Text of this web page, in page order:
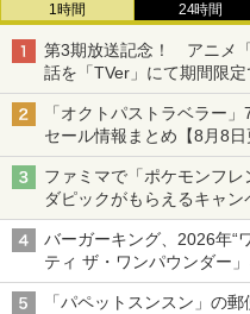
3
【特典
スタ
お役
￥
4
【中古
つの種
ーシ
ゲーム
￥
3
※当店
どう
ク（3
￥330
4
※当店
どうぶ
ク（3
￥330
3
図書
【初
￥
-ray
￥
1時間 24時間
第3期放送記念！ アニメ
話を「TVer」にて期間限
「オクトパストラベラー
セール情報まとめ【8月8日
ニンテンドーeショップで
ファミマで「ポケモンフ
ダピックがもらえるキャン
バーガーキング、2026年“
ティ ザ・ワンパウンダー
「特製ガーリックマヨソ
「パペットスンスン」の